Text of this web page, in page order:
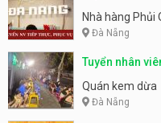
Nhà hàng Phủi
Đà Nẵng
Tuyển nhân
Quán kem dừa
Đà Nẵng